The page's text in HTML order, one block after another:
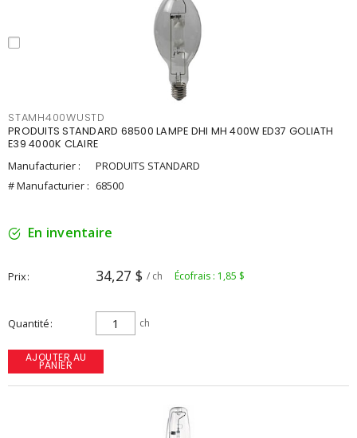
STAMH400WUSTD
PRODUITS STANDARD 68500 LAMPE DHI MH 400W ED37 GOLIATH
E39 4000K CLAIRE
Manufacturier :
PRODUITS STANDARD
# Manufacturier : 68500
En inventaire
Prix 34,27 $ / ch Écofrais : 1,85 $
Quantité ch
AJOUTER AU
PANIER